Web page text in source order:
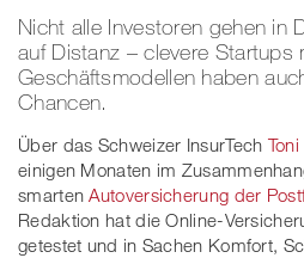
Nicht alle Investoren gehen in
auf Distanz – clevere Startups
Geschäftsmodellen haben
Chancen.
Über das Schweizer InsurTech
einigen Monaten im
smartenAutoversicherung der
Redaktion hat die Online-
getestet und in Sachen Komfort,